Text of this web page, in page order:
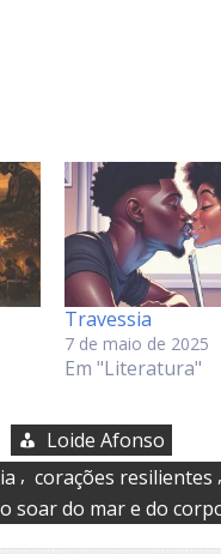
Travessia
7 de maio de 2025
Em "Literatura"
Loide Afonso
, corações resilientes ,
o soar do mar e do